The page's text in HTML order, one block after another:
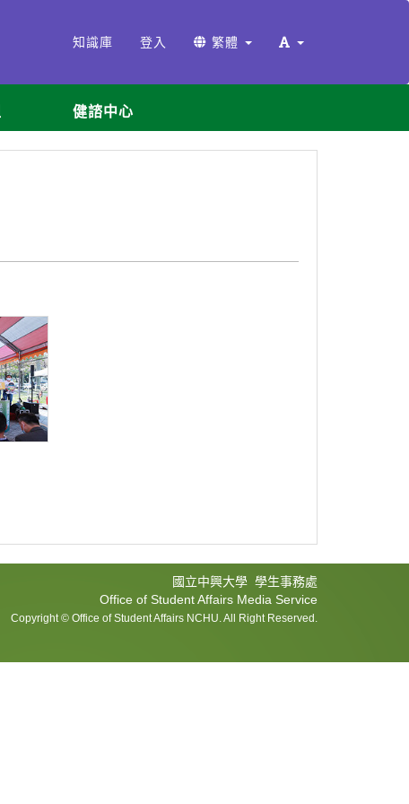
知識庫 登入 繁體
健諮中心
國立中興大學 學生事務處
Office of Student Affairs Media Service
Copyright © Office of Student Affairs NCHU. All Right Reserved.